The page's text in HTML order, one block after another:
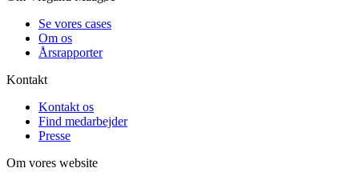
Se vores cases
Om os
Årsrapporter
Kontakt
Kontakt os
Find medarbejder
Presse
Om vores website